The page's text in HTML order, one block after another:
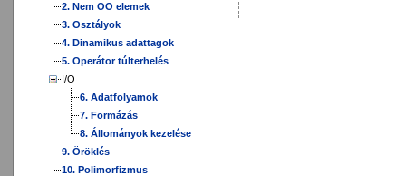
2. Nem OO elemek
3. Osztályok
4. Dinamikus adattagok
5. Operátor túlterhelés
I/O
6. Adatfolyamok
7. Formázás
8. Állományok kezelése
9. Öröklés
10. Polimorfizmus